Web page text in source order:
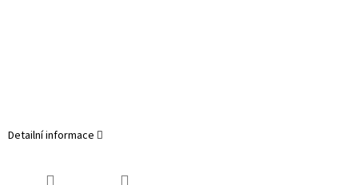
Detailní informace